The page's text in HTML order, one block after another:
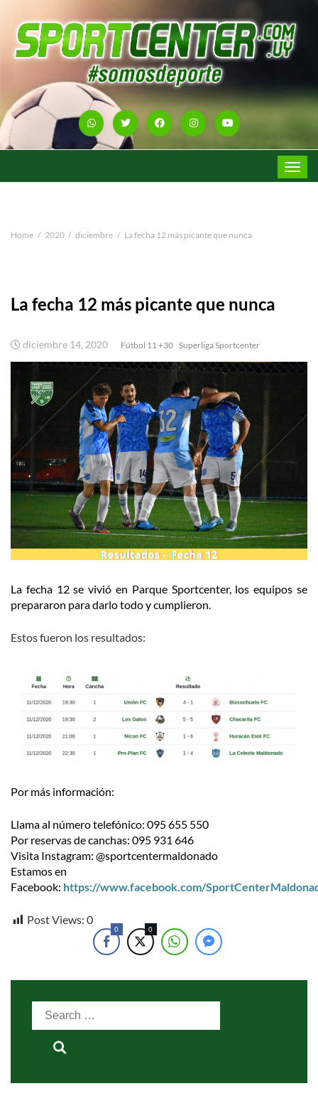
Toggle
Home 2020 diciembre La fecha 12 más picante que nunca
La fecha 12 más picante que nunca
diciembre 14, 2020 Fútbol 11 +30 Superliga Sportcenter
La fecha 12 se vivió en Parque Sportcenter, los equipos se
prepararon para darlo todo y cumplieron.
Estos fueron los resultados:
Por más información:
Llama al número telefónico: 095 655 550
Por reservas de canchas: 095 931 646
Visita Instagram: @sportcentermaldonado
Estamos en
Facebook: https://www.facebook.com/
Post Views: 0
0 0
Search